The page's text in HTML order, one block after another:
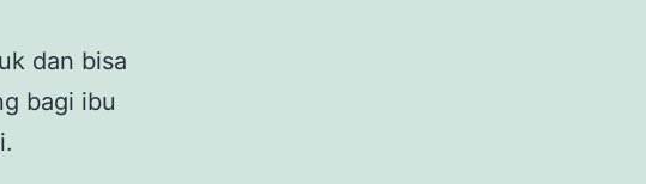
dan bisa
bagi ibu